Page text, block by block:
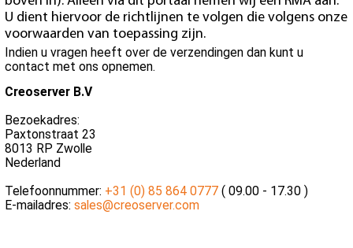
U dient hiervoor de richtlijnen te volgen die volgens onze
voorwaarden van toepassing zijn.
Indien u vragen heeft over de verzendingen dan kunt u
contact met ons opnemen.
Creoserver B.V
Bezoekadres:
Paxtonstraat 23
8013 RP Zwolle
Nederland
Telefoonnummer: +31 (0) 85 864 0777 ( 09.00 - 17.30 )
E-mailadres: sales@creoserver.com